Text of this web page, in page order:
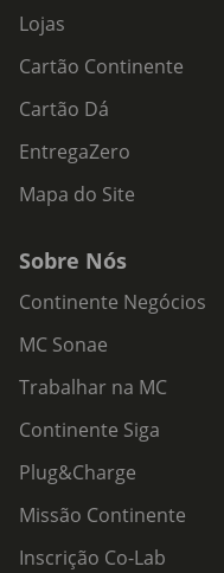
Lojas
Cartão Continente
Cartão Dá
EntregaZero
Mapa do Site
Sobre Nós
Continente Negócios
MC Sonae
Trabalhar na MC
Continente Siga
Plug&Charge
Missão Continente
Inscrição Co-Lab